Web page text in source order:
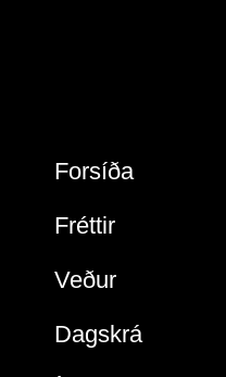
Forsíða
Fréttir
Veður
Dagskrá